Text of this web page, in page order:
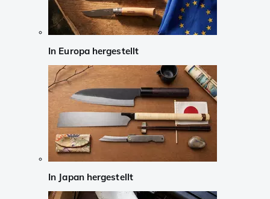
In Europa hergestellt
In Japan hergestellt